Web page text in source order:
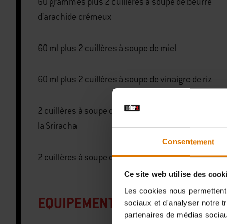
Consentement
Ce site web utilise des
Les cookies nous
sociaux et d'analyser notre
partenaires de médias
d'arachide crémeux
60 ml plus 2 cuillères à soupe de miel
60 ml plus 2 cuillères à soupe de vinaigre de riz
2 cuillères à soupe de sauce piquante à l'ail, comme
la Sriracha
2 cuillères à soupe de sauce soja
EQUIPEMENT SPÉCIAL